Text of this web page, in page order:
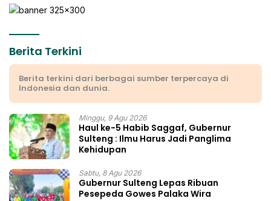
Berita Terkini
Berita terkini dari berbagai sumber terpercaya di
Indonesia dan dunia.
Minggu, 9 Agu 2026
Haul ke-5 Habib Saggaf, Gubernur
Sulteng : Ilmu Harus Jadi Panglima
Kehidupan
Sabtu, 8 Agu 2026
Gubernur Sulteng Lepas Ribuan
Pesepeda Gowes Palaka Wira